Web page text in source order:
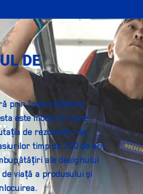
DE
prin îmbunătățirea
este modul în care
de rezolvator de
timp de 100 de ani:
ale designului
viață a produsului și